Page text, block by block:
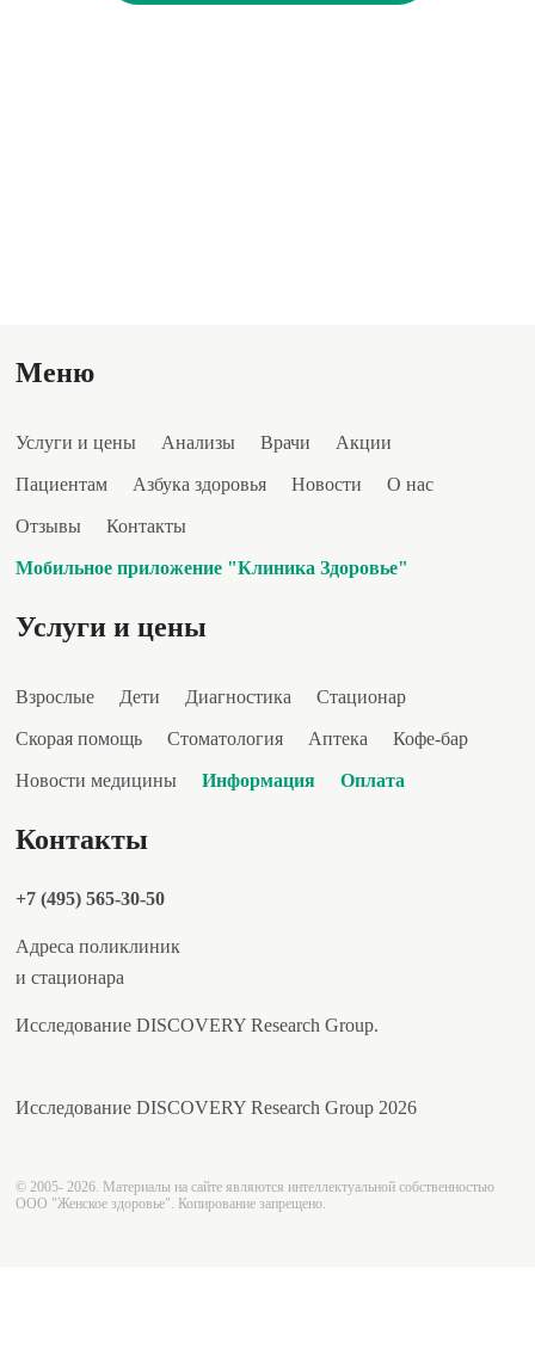
Меню
Услуги и цены Анализы Врачи Акции
Пациентам Азбука здоровья Новости О нас
Отзывы Контакты
Мобильное приложение "Клиника Здоровье"
Услуги и цены
Взрослые Дети Диагностика Стационар
Скорая помощь Стоматология Аптека Кофе-бар
Новости медицины Информация Оплата
Контакты
+7 (495) 565-30-50
Адреса поликлиник
и стационара
Исследование DISCOVERY Research Group.
Исследование DISCOVERY Research Group 2026
© 2005- 2026. Материалы на сайте являются интеллектуальной собственностью
ООО "Женское здоровье". Копирование запрещено.